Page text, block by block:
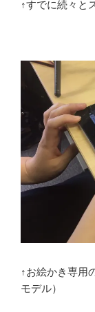
↑すでに続々と
↑お絵かき専用
モデル）